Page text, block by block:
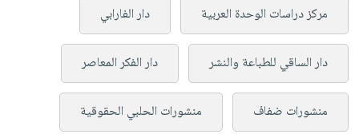
مركز دراسات الوحدة العربية دار الفارابي
دار الساقي للطباعة والنشر دار الفكر المعاصر
منشورات ضفاف منشورات الحلبي الحقوقية